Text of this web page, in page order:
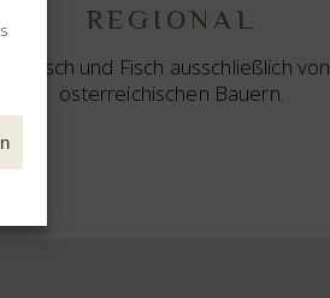
REGIONAL
Fleisch und Fisch ausschließlich von
österreichischen Bauern.